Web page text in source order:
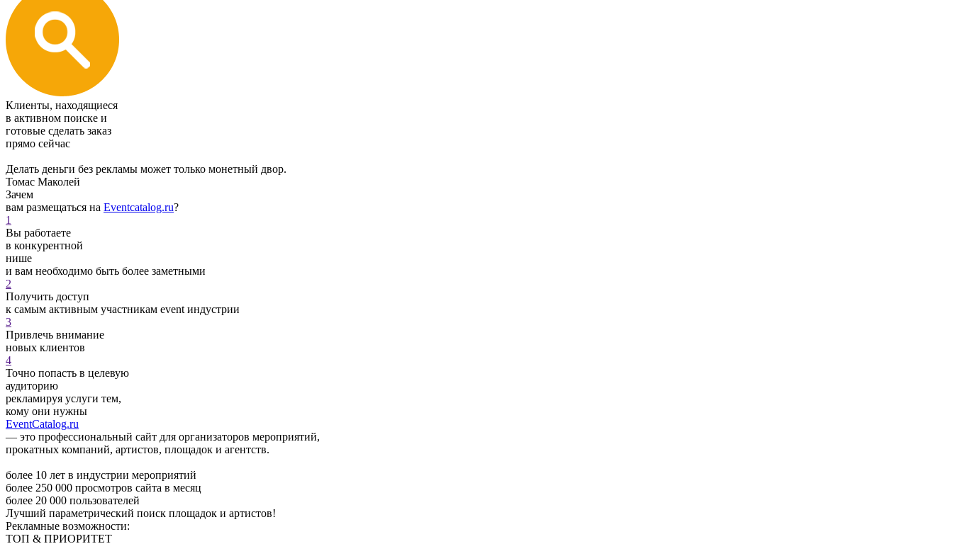
Клиенты, находящиеся
в активном поиске и
готовые сделать заказ
прямо сейчас
Делать деньги без рекламы может только монетный двор.
Томас Маколей
Зачем
вам размещаться на Eventcatalog.ru?
1
Вы работаете
в конкурентной
нише
и вам необходимо быть более заметными
2
Получить доступ
к самым активным участникам event индустрии
3
Привлечь внимание
новых клиентов
4
Точно попасть в целевую
аудиторию
рекламируя услуги тем,
кому они нужны
EventCatalog.ru
— это профессиональный сайт для организаторов мероприятий,
прокатных компаний, артистов, площадок и агентств.
более 10 лет в индустрии мероприятий
более 250 000 просмотров сайта в месяц
более 20 000 пользователей
Лучший параметрический поиск площадок и артистов!
Рекламные возможности:
ТОП & ПРИОРИТЕТ